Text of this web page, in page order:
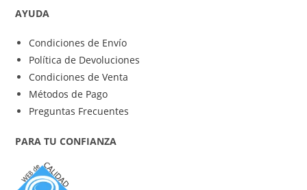
AYUDA
Condiciones de Envío
Política de Devoluciones
Condiciones de Venta
Métodos de Pago
Preguntas Frecuentes
PARA TU CONFIANZA